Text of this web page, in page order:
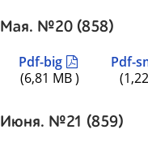
Мая. №20 (858)
Pdf-big
(6,81 MB )
Pdf-
Июня. №21 (859)